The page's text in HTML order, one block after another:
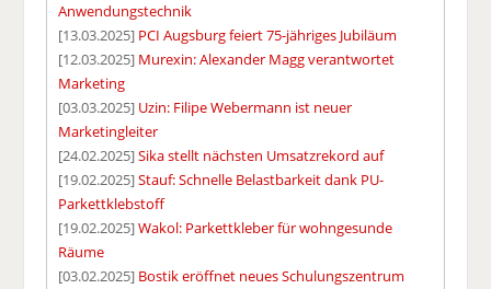
Anwendungstechnik
[13.03.2025] PCI Augsburg feiert 75-jähriges Jubiläum
[12.03.2025] Murexin: Alexander Magg verantwortet
Marketing
[03.03.2025] Uzin: Filipe Webermann ist neuer
Marketingleiter
[24.02.2025]Sika stellt nächsten Umsatzrekord auf
[19.02.2025]Stauf: Schnelle Belastbarkeit dank PU-
Parkettklebstoff
[19.02.2025]Wakol: Parkettkleber für wohngesunde
Räume
[03.02.2025] Bostik eröffnet neues Schulungszentrum